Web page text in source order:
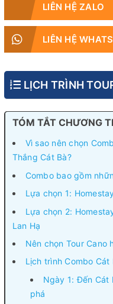
LIÊN HỆ ZALO
LIÊN HỆ
LỊCH TRÌNH
TÓM TẮT CHƯƠNG
Vì sao nên chọn
Thắng Cát Bà?
Combo bao gồm
Lựa chọn 1:
Lựa chọn 2:
Lan Hạ
Nên chọn Tour Cano
Lịch trình Combo Cát
Ngày 1: Đến Cát
phá